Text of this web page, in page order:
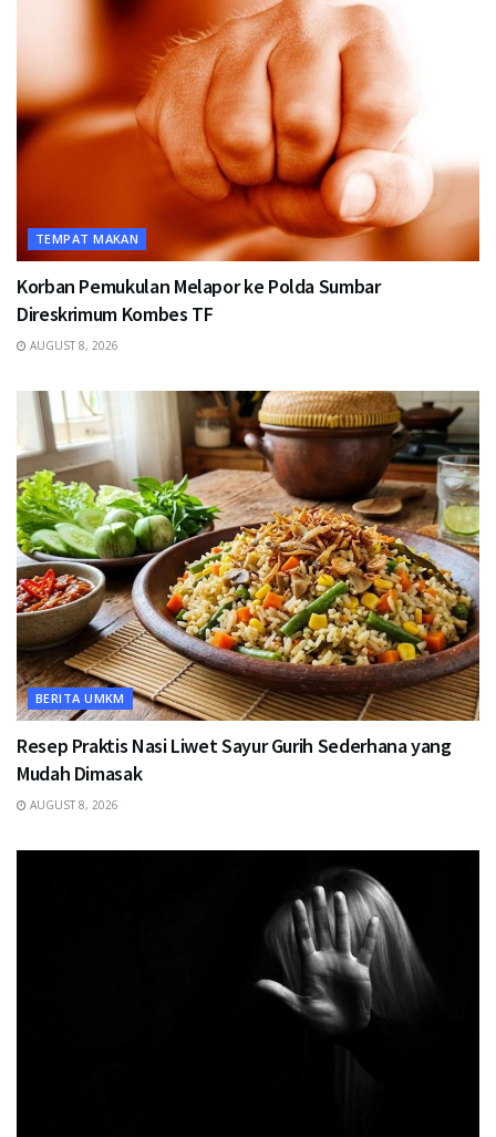
TEMPAT MAKAN
Korban Pemukulan Melapor ke Polda Sumbar
Direskrimum Kombes TF
AUGUST 8, 2026
BERITA UMKM
Resep Praktis Nasi Liwet Sayur Gurih Sederhana yang
Mudah Dimasak
AUGUST 8, 2026